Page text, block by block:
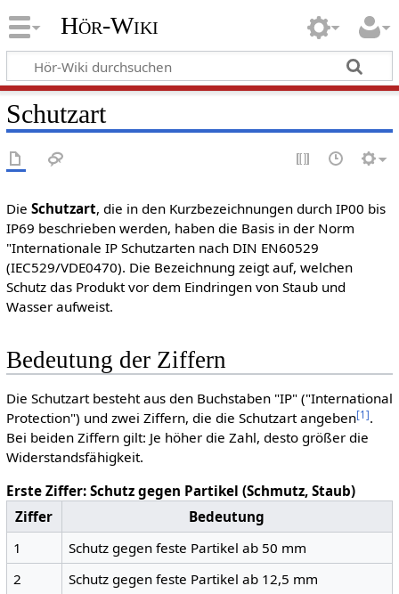
Hör-Wiki
Schutzart
Die Schutzart, die in den Kurzbezeichnungen durch IP00 bis
IP69 beschrieben werden, haben die Basis in der Norm
"Internationale IP Schutzarten nach DIN EN60529
(IEC529/VDE0470). Die Bezeichnung zeigt auf, welchen
Schutz das Produkt vor dem Eindringen von Staub und
Wasser aufweist.
Bedeutung der Ziffern
Die Schutzart besteht aus den Buchstaben "IP" ("International
Protection") und zwei Ziffern, die die Schutzart angeben[1 ].
Bei beiden Ziffern gilt: Je höher die Zahl, desto größer die
Widerstandsfähigkeit.
Erste Ziffer: Schutz gegen Partikel (Schmutz, Staub)
Ziffer
Bedeutung
1
Schutz gegen feste Partikel ab 50 mm
2
Schutz gegen feste Partikel ab 12,5 mm